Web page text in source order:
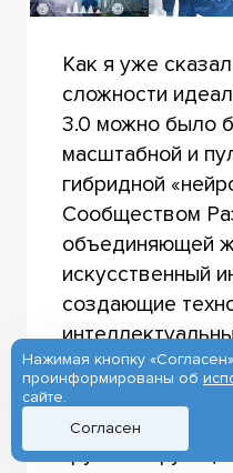
Как я уже
сложности
3.0 можно было
масштабной и
гибридной
Сообществом
объединяющей
искусственный
создающие
Сообщество
некое поле сил,
мыслят и
группы и
Нажимая кнопку
проинформированы об
сайте.
Согласен